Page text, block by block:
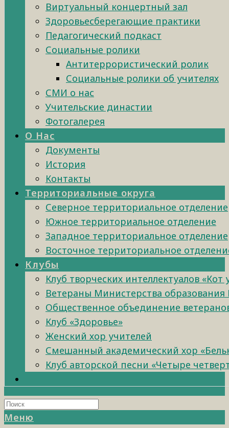
Виртуальный концертный зал
Здоровьесберегающие практики
Педагогический подкаст
Социальные ролики
Антитеррористический ролик
Социальные ролики об учителях
СМИ о нас
Учительские династии
Фотогалерея
О Нас
Документы
История
Контакты
Территориальные округа
Северное территориальное отделение
Южное территориальное отделение
Западное территориальное отделение
Восточное территориальное
Клубы
Клуб творческих интеллектуалов «Кот
Ветераны Министерства образования
Общественное объединение
Клуб «Здоровье»
Женский хор учителей
Смешанный академический хор
Клуб авторской песни «Четыре
Меню